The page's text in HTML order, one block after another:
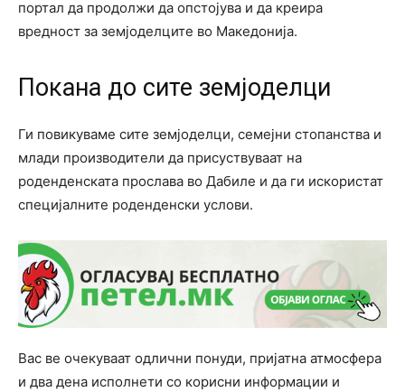
портал да продолжи да опстојува и да креира
вредност за земјоделците во Македонија.
Покана до сите земјоделци
Ги повикуваме сите земјоделци, семејни стопанства и
млади производители да присуствуваат на
роденденската прослава во Дабиле и да ги искористат
специјалните роденденски услови.
Вас ве очекуваат одлични понуди, пријатна атмосфера
и два дена исполнети со корисни информации и